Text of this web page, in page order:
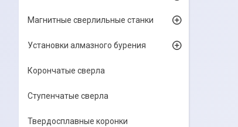
Магнитные сверлильные станки
Установки алмазного бурения
Корончатые сверла
Ступенчатые сверла
Твердосплавные коронки